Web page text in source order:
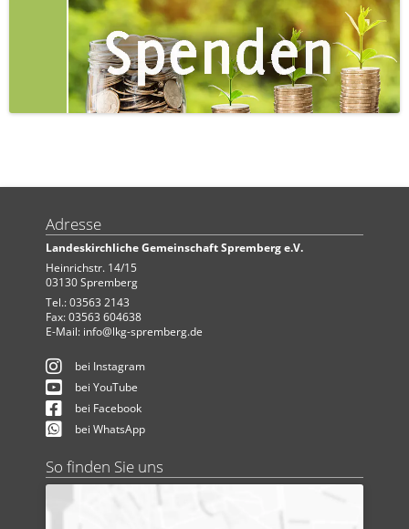
Adresse
Landeskirchliche Gemeinschaft Spremberg e.V.
Heinrichstr. 14/15
03130 Spremberg
Tel.: 03563 2143
Fax: 03563 604638
E-Mail: info@lkg-spremberg.de
bei Instagram
bei YouTube
bei Facebook
bei WhatsApp
So finden Sie uns